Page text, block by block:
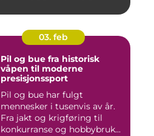
03. feb
Pil og bue fra historisk
våpen til moderne
presisjonssport
Pil og bue har fulgt
mennesker i tusenvis av år.
Fra jakt og krigføring til
konkurranse og hobbybruk...